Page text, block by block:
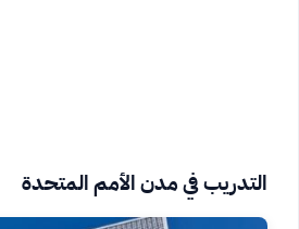
التدريب في مدن الأمم المتحدة